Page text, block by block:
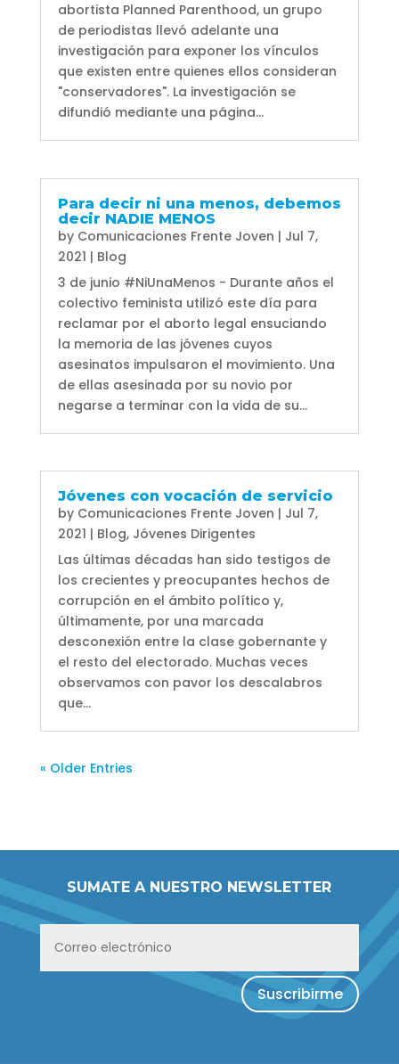
abortista Planned Parenthood, un grupo
de periodistas llevó adelante una
investigación para exponer los vínculos
que existen entre quienes ellos consideran
"conservadores". La investigación se
difundió mediante una página...
Para decir ni una menos, debemos
decir NADIE MENOS
by Comunicaciones Frente Joven | Jul 7,
2021 | Blog
3 de junio #NiUnaMenos - Durante años el
colectivo feminista utilizó este día para
reclamar por el aborto legal ensuciando
la memoria de las jóvenes cuyos
asesinatos impulsaron el movimiento. Una
de ellas asesinada por su novio por
negarse a terminar con la vida de su...
Jóvenes con vocación de servicio
by Comunicaciones Frente Joven | Jul 7,
2021 | Blog, Jóvenes Dirigentes
Las últimas décadas han sido testigos de
los crecientes y preocupantes hechos de
corrupción en el ámbito político y,
últimamente, por una marcada
desconexión entre la clase gobernante y
el resto del electorado. Muchas veces
observamos con pavor los descalabros
que...
« Older Entries
SUMATE A NUESTRO NEWSLETTER
Suscribirme